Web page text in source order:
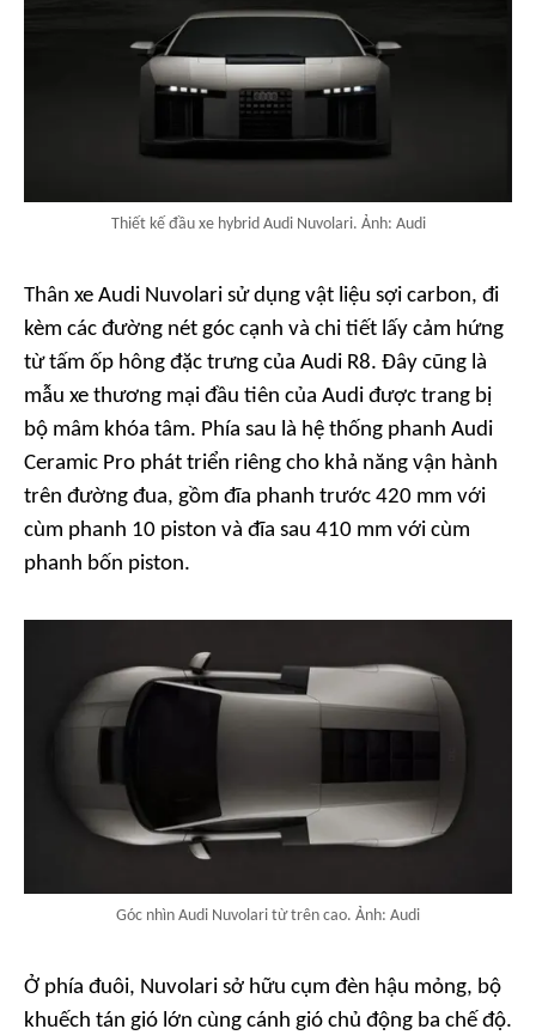
Thiết kế đầu xe hybrid Audi Nuvolari. Ảnh: Audi
Thân xe Audi Nuvolari sử dụng vật liệu sợi carbon, đi
kèm các đường nét góc cạnh và chi tiết lấy cảm hứng
từ tấm ốp hông đặc trưng của Audi R8. Đây cũng là
mẫu xe thương mại đầu tiên của Audi được trang bị
bộ mâm khóa tâm. Phía sau là hệ thống phanh Audi
Ceramic Pro phát triển riêng cho khả năng vận hành
trên đường đua, gồm đĩa phanh trước 420 mm với
cùm phanh 10 piston và đĩa sau 410 mm với cùm
phanh bốn piston.
Góc nhìn Audi Nuvolari từ trên cao. Ảnh: Audi
Ở phía đuôi, Nuvolari sở hữu cụm đèn hậu mỏng, bộ
khuếch tán gió lớn cùng cánh gió chủ động ba chế độ.